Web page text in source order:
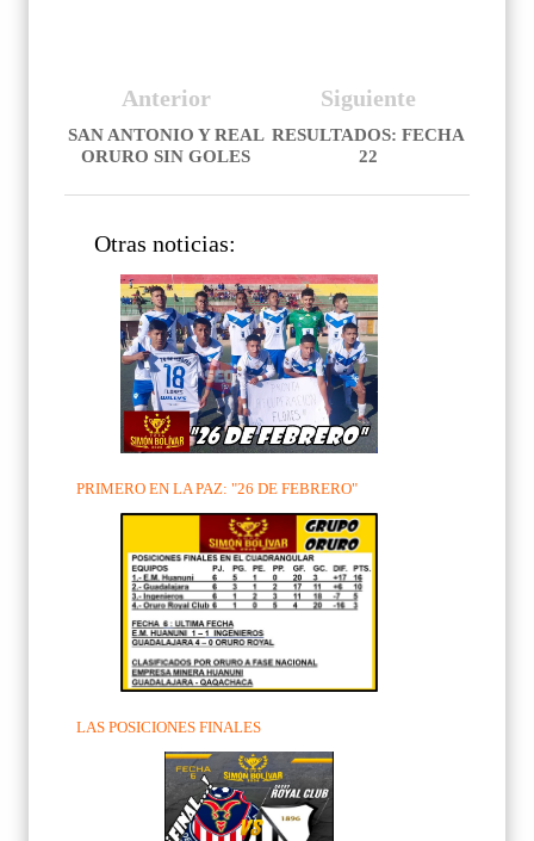
Siguiente
RESULTADOS: FECHA
22
Anterior
SAN ANTONIO Y REAL
ORURO SIN GOLES
Otras noticias:
PRIMERO EN LA PAZ: "26 DE FEBRERO"
LAS POSICIONES FINALES